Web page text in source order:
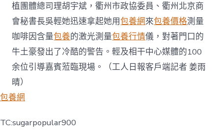
植團體總司理胡宇斌，衢州市政協委員、衢州北京商
會秘書長吳輕她迅速拿起她用包養網來包養價格測量
咖啡因含量包養的激光測量包養行情儀，對著門口的
牛土豪發出了冷酷的警告。輕及相干中心媒體的100
余位引導嘉賓蒞臨現場。（工人日報客戶端記者 姜雨
晴）
包養網
TC:sugarpopular900